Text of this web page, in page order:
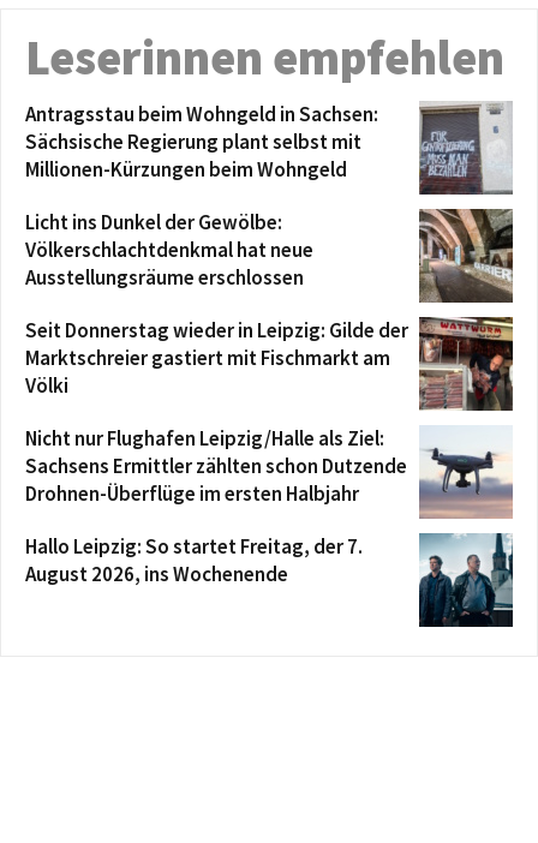
Leserinnen empfehlen
Antragsstau beim Wohngeld in Sachsen:
Sächsische Regierung plant selbst mit
Millionen-Kürzungen beim Wohngeld
Licht ins Dunkel der Gewölbe:
Völkerschlachtdenkmal hat neue
Ausstellungsräume erschlossen
Seit Donnerstag wieder in Leipzig: Gilde der
Marktschreier gastiert mit Fischmarkt am
Völki
Nicht nur Flughafen Leipzig/Halle als Ziel:
Sachsens Ermittler zählten schon Dutzende
Drohnen-Überflüge im ersten Halbjahr
Hallo Leipzig: So startet Freitag, der 7.
August 2026, ins Wochenende